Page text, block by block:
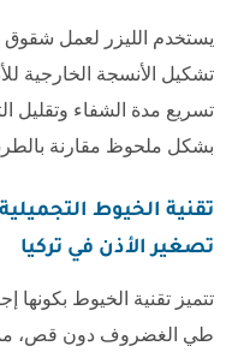
يستخدم الليزر لعمل شقوق
تشكيل الأنسجة الخارجية
تسريع مدة الشفاء وتقليل
بشكل ملحوظ مقارنة بالطرق
تقنية الخيوط
تصغير الأذن في تركيا
تتميز تقنية الخيوط بكونها
طي الغضروف دون قص،